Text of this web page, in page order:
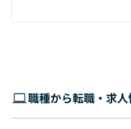
職種から転職・求